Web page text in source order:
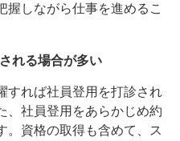
握しながら仕事を進めるこ
れる場合が多い
すれば社員登用を打診され
、社員登用をあらかじめ約
。資格の取得も含めて、ス